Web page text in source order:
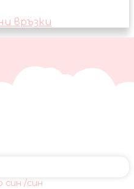
връзки
/син